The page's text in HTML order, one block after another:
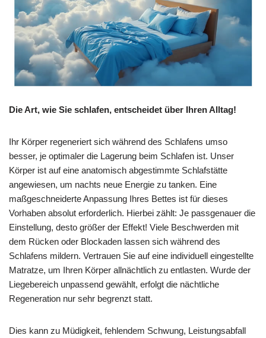
Die Art, wie Sie schlafen, entscheidet über Ihren Alltag!
Ihr Körper regeneriert sich während des Schlafens umso
besser, je optimaler die Lagerung beim Schlafen ist. Unser
Körper ist auf eine anatomisch abgestimmte Schlafstätte
angewiesen, um nachts neue Energie zu tanken. Eine
maßgeschneiderte Anpassung Ihres Bettes ist für dieses
Vorhaben absolut erforderlich. Hierbei zählt: Je passgenauer die
Einstellung, desto größer der Effekt! Viele Beschwerden mit
dem Rücken oder Blockaden lassen sich während des
Schlafens mildern. Vertrauen Sie auf eine individuell eingestellte
Matratze, um Ihren Körper allnächtlich zu entlasten. Wurde der
Liegebereich unpassend gewählt, erfolgt die nächtliche
Regeneration nur sehr begrenzt statt.
Dies kann zu Müdigkeit, fehlendem Schwung, Leistungsabfall